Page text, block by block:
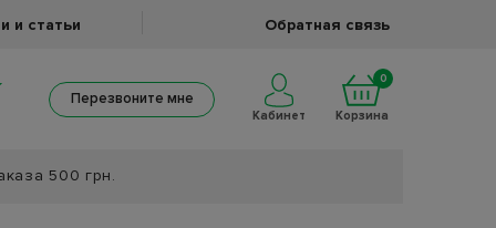
и статьи Обратная связь
Перезвоните мне
Кабинет
0
Корзина
500 грн.